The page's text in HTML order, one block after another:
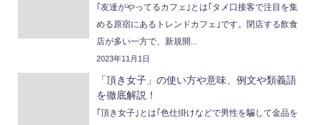
｢友達がやってるカフェ｣とは｢タメ口接客で注目を集
める原宿にあるトレンドカフェ｣です。閉店する飲食
店が多い一方で、新規開...
2023年11月1日
「頂き女子」の使い方や意味、例文や類義語
を徹底解説！
｢頂き女子｣とは｢色仕掛けなどで男性を騙して金品を